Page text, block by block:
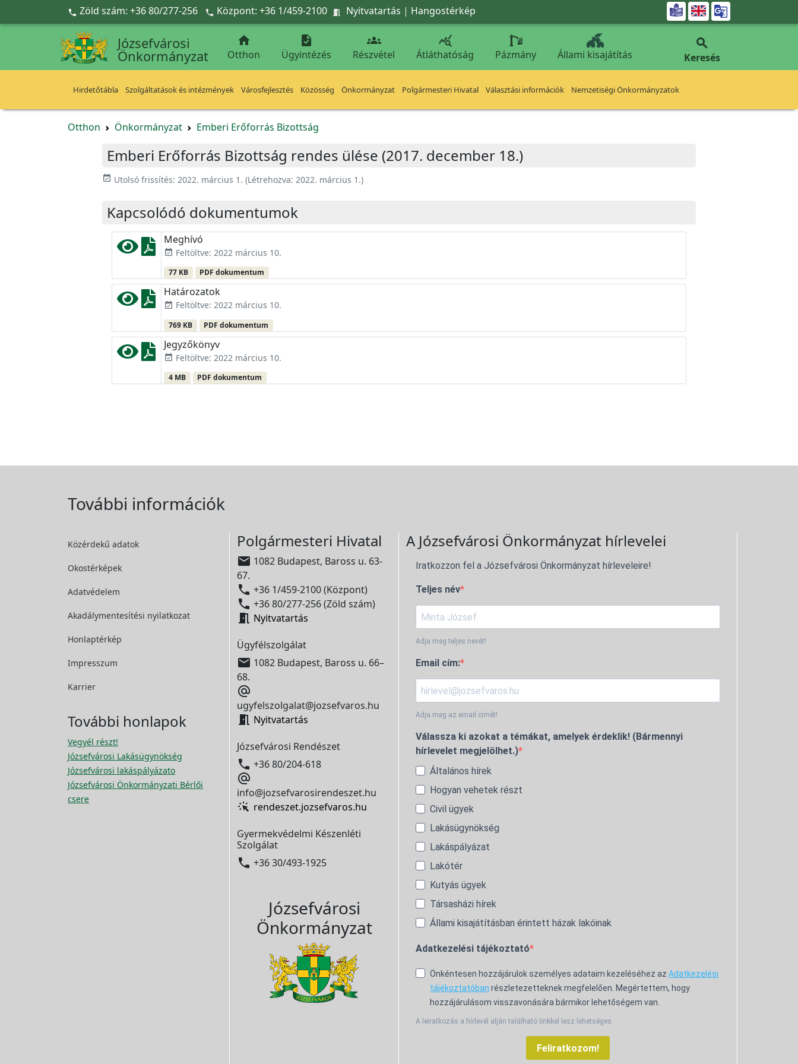
Ugrás a fő tartalomra
 Zöld szám: +36 80/277-256  Központ: +36 1/459-2100  Nyitvatartás | Hangostérkép 
Józsefvárosi
Önkormányzat

Otthon

Ügyintézés

Részvétel

Átláthatóság Pázmány Állami kisajátítás

Keresés
Hirdetőtábla Szolgáltatások és intézmények Városfejlesztés Közösség Önkormányzat Polgármesteri Hivatal Választási információk Nemzetiségi Önkormányzatok
Otthon Önkormányzat Emberi Erőforrás Bizottság
Emberi Erőforrás Bizottság rendes ülése (2017. december 18.)
event_available Utolsó frissítés: 2022. március 1. (Létrehozva: 2022. március 1.)
Kapcsolódó dokumentumok
Meghívó
event_available Feltöltve: 2022 március 10.
77 KB PDF dokumentum
Határozatok
event_available Feltöltve: 2022 március 10.
769 KB PDF dokumentum
Jegyzőkönyv
event_available Feltöltve: 2022 március 10.
4 MB PDF dokumentum
További információk
Közérdekű adatok
Okostérképek
Adatvédelem
Akadálymentesítési nyilatkozat
Honlaptérkép
Impresszum
Karrier
További honlapok
Vegyél részt!
Józsefvárosi Lakásügynökség
Józsefvárosi lakáspályázato
Józsefvárosi Önkormányzati Bérlői
csere
Polgármesteri Hivatal
 1082 Budapest, Baross u. 63-
67.
 +36 1/459-2100 (Központ)
 +36 80/277-256 (Zöld szám)
 Nyitvatartás
Ügyfélszolgálat
 1082 Budapest, Baross u. 66–
68.

ugyfelszolgalat@jozsefvaros.hu
 Nyitvatartás
Józsefvárosi Rendészet
 +36 80/204-618

info@jozsefvarosirendeszet.hu
rendeszet.jozsefvaros.hu
Gyermekvédelmi Készenléti
Szolgálat
 +36 30/493-1925
Józsefvárosi
Önkormányzat
A Józsefvárosi Önkormányzat hírlevelei
Iratkozzon fel a Józsefvárosi Önkormányzat hírleveleire!
Teljes név
Adja meg teljes nevét!
Email cím:
Adja meg az email címét!
Válassza ki azokat a témákat, amelyek érdeklik! (Bármennyi
hírlevelet megjelölhet.)
Általános hírek
Hogyan vehetek részt
Civil ügyek
Lakásügynökség
Lakáspályázat
Lakótér
Kutyás ügyek
Társasházi hírek
Állami kisajátításban érintett házak lakóinak
Adatkezelési tájékoztató
Önkéntesen hozzájárulok személyes adataim kezeléséhez az Adatkezelési
tájékoztatóban részletezetteknek megfelelően. Megértettem, hogy
hozzájárulásom visszavonására bármikor lehetőségem van.
A leiratkozás a hírlevél alján található linkkel lesz lehetséges.
Feliratkozom!